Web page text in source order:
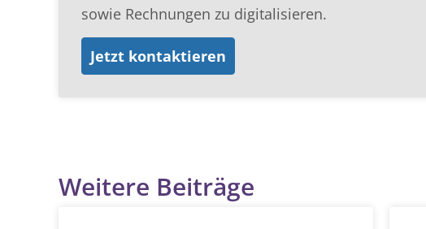
sowie Rechnungen zu digitalisieren.
Jetzt kontaktieren
Weitere Beiträge